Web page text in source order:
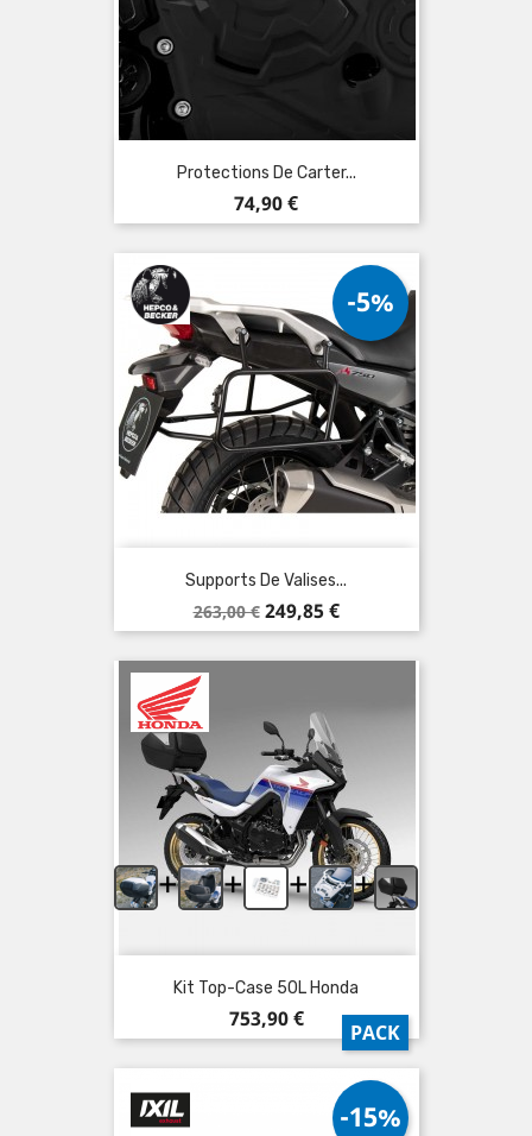
Protections De Carter...
Prix
74,90 €
Supports De Valises...
Prix
de
base
263,00 €
-5%
Prix
249,85 €
+ + + +
Kit Top-Case 50L Honda
Prix
753,90 €
PACK
-15%